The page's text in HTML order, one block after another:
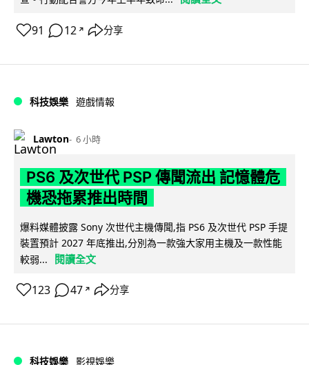
91 12 ↗ 分享
科技娛樂 遊戲情報
Lawton 6 小時
PS6 及次世代 PSP 傳聞流出 記憶體危
機恐拖累推出時間
爆料媒體披露 Sony 次世代主機傳聞,指 PS6 及次世代 PSP 手提
裝置預計 2027 年底推出,分別為一款強大家用主機及一款性能
較弱...
閱讀全文
123 47 ↗ 分享
科技娛樂 影視娛樂